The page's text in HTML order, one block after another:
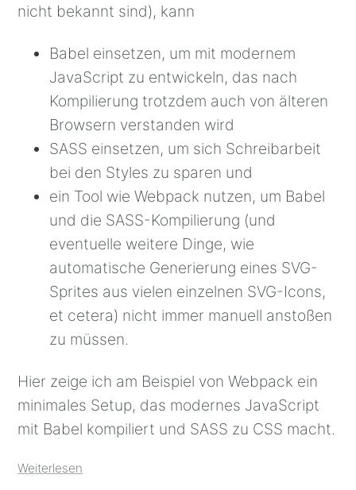
nicht bekannt sind), kann
Babel einsetzen, um mit modernem
JavaScript zu entwickeln, das nach
Kompilierung trotzdem auch von älteren
Browsern verstanden wird
SASS einsetzen, um sich Schreibarbeit
bei den Styles zu sparen und
ein Tool wie Webpack nutzen, um Babel
und die SASS-Kompilierung (und
eventuelle weitere Dinge, wie
automatische Generierung eines SVG-
Sprites aus vielen einzelnen SVG-Icons,
et cetera) nicht immer manuell anstoßen
zu müssen.
Hier zeige ich am Beispiel von Webpack ein
minimales Setup, das modernes JavaScript
mit Babel kompiliert und SASS zu CSS macht.
Weiterlesen